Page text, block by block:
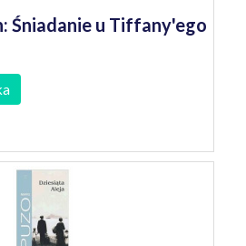
Śniadanie u Tiffany'ego